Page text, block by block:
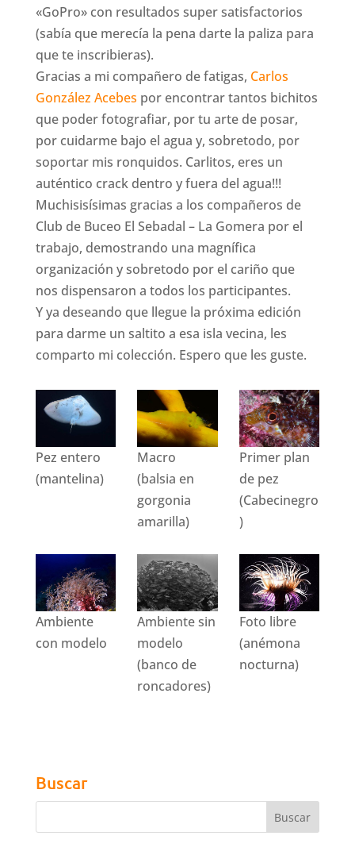
«GoPro» con resultados super satisfactorios
(sabía que merecía la pena darte la paliza para
que te inscribieras).
Gracias a mi compañero de fatigas, Carlos
González Acebes por encontrar tantos bichitos
que poder fotografiar, por tu arte de posar,
por cuidarme bajo el agua y, sobretodo, por
soportar mis ronquidos. Carlitos, eres un
auténtico crack dentro y fuera del agua!!!
Muchisisísimas gracias a los compañeros de
Club de Buceo El Sebadal – La Gomera por el
trabajo, demostrando una magnífica
organización y sobretodo por el cariño que
nos dispensaron a todos los participantes.
Y ya deseando que llegue la próxima edición
para darme un saltito a esa isla vecina, les
comparto mi colección. Espero que les guste.
Pez entero
(mantelina)
Macro
(balsia en
gorgonia
amarilla)
Primer plan
de pez
(Cabecinegro
)
Ambiente
con modelo
Ambiente sin
modelo
(banco de
roncadores)
Foto libre
(anémona
nocturna)
Buscar